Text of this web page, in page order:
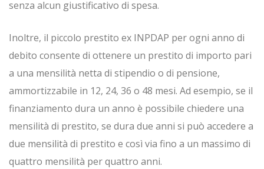
senza alcun giustificativo di spesa.
Inoltre, il piccolo prestito ex INPDAP per ogni anno di
debito consente di ottenere un prestito di importo pari
a una mensilità netta di stipendio o di pensione,
ammortizzabile in 12, 24, 36 o 48 mesi. Ad esempio, se il
finanziamento dura un anno è possibile chiedere una
mensilità di prestito, se dura due anni si può accedere a
due mensilità di prestito e così via fino a un massimo di
quattro mensilità per quattro anni.